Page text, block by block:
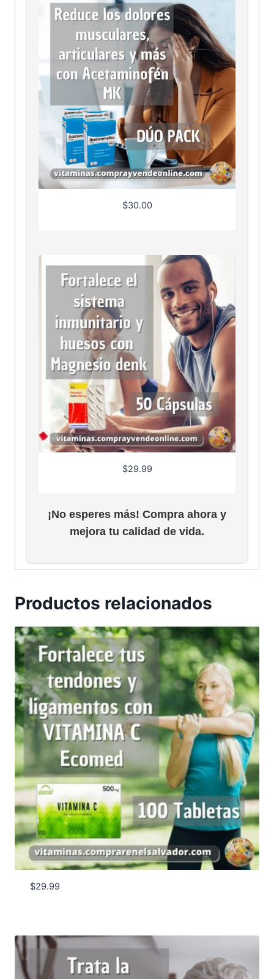
$30.00
$29.99
¡No esperes más! Compra ahora y
mejora tu calidad de vida.
Productos relacionados
$29.99